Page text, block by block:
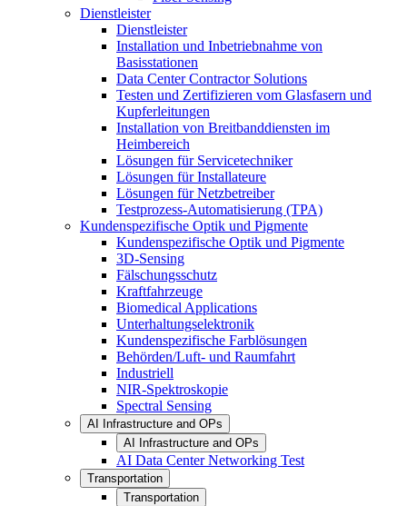
Dienstleister
Dienstleister
Installation und Inbetriebnahme von
Basisstationen
Data Center Contractor Solutions
Testen und Zertifizieren vom Glasfasern und
Kupferleitungen
Installation von Breitbanddiensten im
Heimbereich
Lösungen für Servicetechniker
Lösungen für Installateure
Lösungen für Netzbetreiber
Testprozess-Automatisierung (TPA)
Kundenspezifische Optik und Pigmente
Kundenspezifische Optik und Pigmente
3D-Sensing
Fälschungsschutz
Kraftfahrzeuge
Biomedical Applications
Unterhaltungselektronik
Kundenspezifische Farblösungen
Behörden/Luft- und Raumfahrt
Industriell
NIR-Spektroskopie
Spectral Sensing
AI Infrastructure and OPs
AI Infrastructure and OPs
AI Data Center Networking Test
Transportation
Transportation